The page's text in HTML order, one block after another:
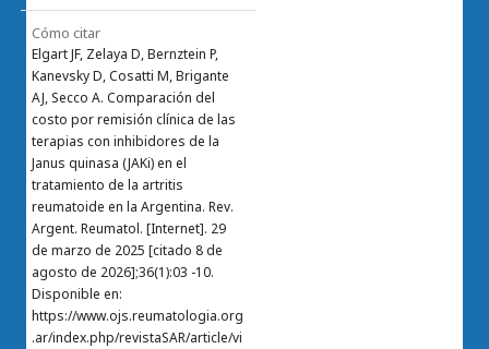
Cómo citar
Elgart JF, Zelaya D, Bernztein P,
Kanevsky D, Cosatti M, Brigante
AJ, Secco A. Comparación del
costo por remisión clínica de las
terapias con inhibidores de la
Janus quinasa (JAKi) en el
tratamiento de la artritis
reumatoide en la Argentina. Rev.
Argent. Reumatol. [Internet]. 29
de marzo de 2025 [citado 8 de
agosto de 2026];36(1):03 -10.
Disponible en:
https://www.ojs.reumatologia.org
.ar/index.php/revistaSAR/article/vi